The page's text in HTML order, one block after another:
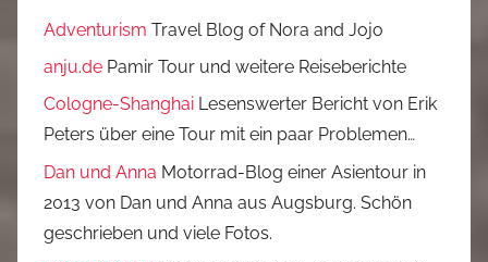
Adventurism Travel Blog of Nora and Jojo
anju.de Pamir Tour und weitere Reiseberichte
Cologne-Shanghai Lesenswerter Bericht von Erik
Peters über eine Tour mit ein paar Problemen…
Dan und Anna Motorrad-Blog einer Asientour in
2013 von Dan und Anna aus Augsburg. Schön
geschrieben und viele Fotos.